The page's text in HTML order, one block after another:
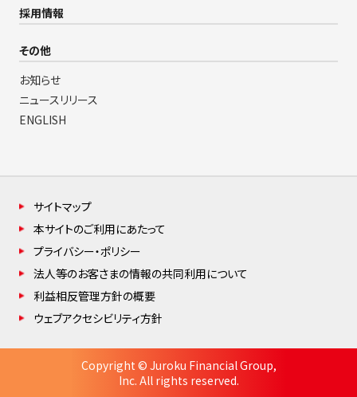
採用情報
その他
お知らせ
ニュースリリース
ENGLISH
サイトマップ
本サイトのご利用にあたって
プライバシー・ポリシー
法人等のお客さまの情報の共同利用について
利益相反管理方針の概要
ウェブアクセシビリティ方針
Copyright © Juroku Financial Group,
Inc. All rights reserved.